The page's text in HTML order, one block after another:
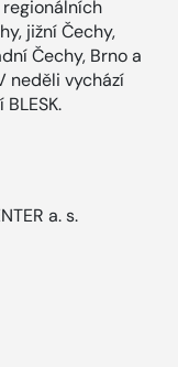
regionálních
jižní Čechy,
Čechy, Brno a
neděli vychází
a. s.